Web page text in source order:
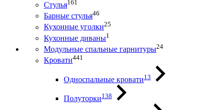
Стулья161
Барные стулья46
Кухонные уголки25
Кухонные диваны1
Модульные спальные гарнитуры24
Кровати441
Односпальные кровати13
Полуторки138